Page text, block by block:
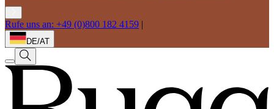
Rufe uns an: +49 (0)800 182 4159 |
DE/AT